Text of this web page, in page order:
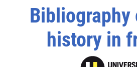
Bibliography
history in